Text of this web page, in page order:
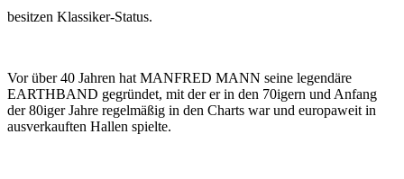
besitzen Klassiker-Status.
Vor über 40 Jahren hat MANFRED MANN seine legendäre
EARTHBAND gegründet, mit der er in den 70igern und Anfang
der 80iger Jahre regelmäßig in den Charts war und europaweit in
ausverkauften Hallen spielte.